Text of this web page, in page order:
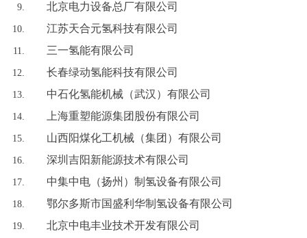
北京电力设备总厂有限公司
江苏天合元氢科技有限公司
三一氢能有限公司
长春绿动氢能科技有限公司
中石化氢能机械（武汉）有限公司
上海重塑能源集团股份有限公司
山西阳煤化工机械（集团）有限公司
深圳吉阳新能源技术有限公司
中集中电（扬州）制氢设备有限公司
鄂尔多斯市国盛利华制氢设备有限公司
北京中电丰业技术开发有限公司